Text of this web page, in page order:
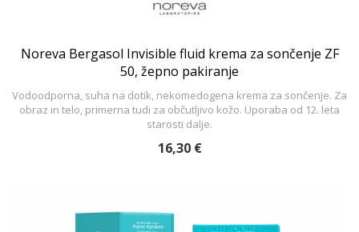
Noreva Bergasol Invisible fluid krema za sončenje ZF
50, žepno pakiranje
Vodoodporna, suha na dotik, nekomedogena krema za sončenje. Za
obraz in telo, primerna tudi za občutljivo kožo. Uporaba od 12. leta
starosti dalje.
16,30 €